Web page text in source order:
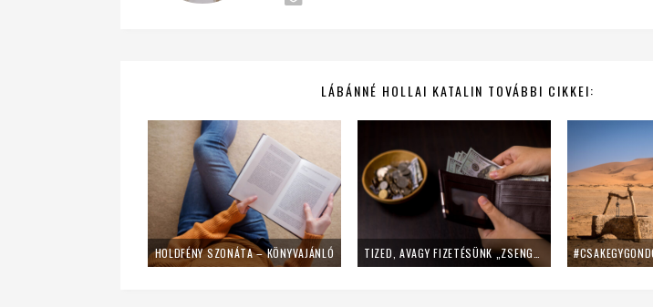
LÁBÁNNÉ HOLLAI KATALIN TOVÁBBI CIKKEI:
HOLDFÉNY SZONÁTA – KÖNYVAJÁNLÓ